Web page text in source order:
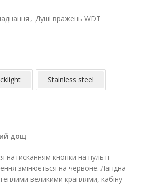
Stainless steel
дощ
натисканням кнопки на пульті
змінюється на червоне. Лагідна
великими краплями, кабіну
, Душі вражень WDT